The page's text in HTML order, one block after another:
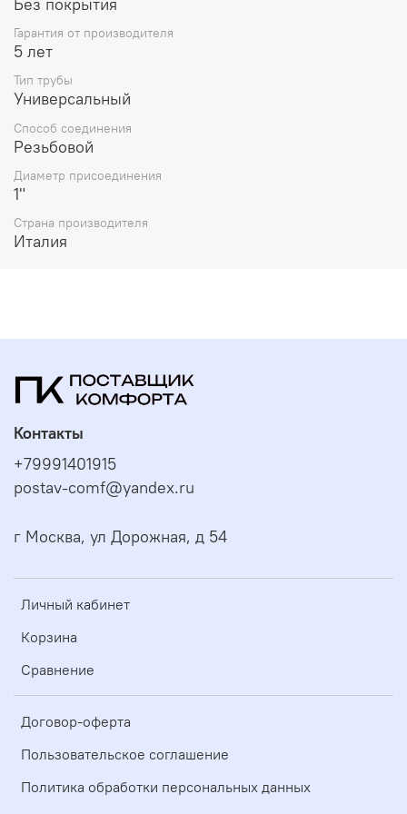
Гарантия от производителя
5 лет
Тип трубы
Универсальный
Способ соединения
Резьбовой
Диаметр присоединения
1"
Страна производителя
Италия
Личный кабинет
Корзина
Сравнение
Договор-оферта
Пользовательское соглашение
Политика обработки персональных данных
Контакты
+79991401915
postav-comf@yandex.ru
г Москва, ул Дорожная, д 54